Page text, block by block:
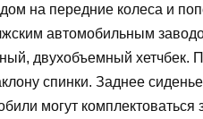
на передние колеса и
автомобильным
двухобъемный хетчбек.
спинки. Заднее
могут комплектоваться